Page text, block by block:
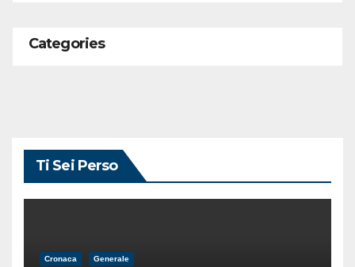
Categories
Ti Sei Perso
Cronaca Generale